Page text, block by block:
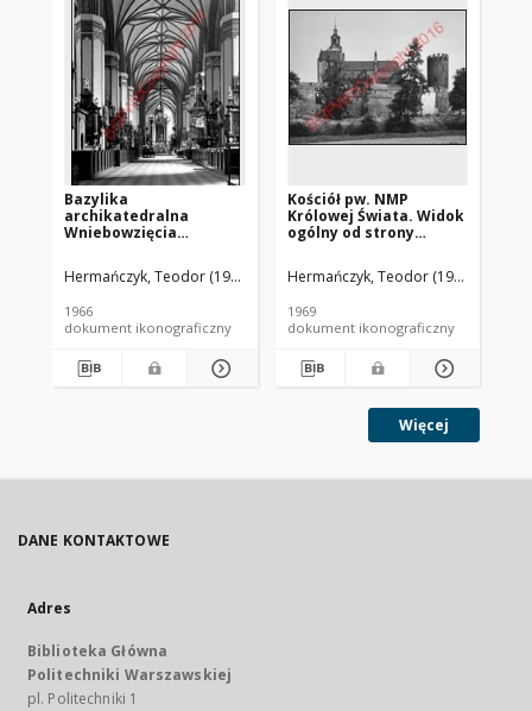
Bazylika
archikatedralna
Wniebowzięcia
Panny i św. Andrzeja.
Wnętrze. Widok nawy
ołtarza głównego.
Frombork
Hermańczyk, Teodor (1908-1980).
1966
dokument ikonograficzny
Kościół pw. NMP
Królowej Świata. Widok
ogólny od strony
Stargard Szczeciński
Hermańczyk, Teodor (1908-1980).
1969
dokument ikonograficzny
Więcej
DANE KONTAKTOWE
Adres
Biblioteka Główna
Politechniki Warszawskiej
pl. Politechniki 1